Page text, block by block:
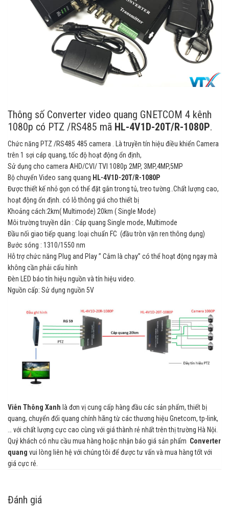
Thông số Converter video quang GNETCOM 4 kênh
1080p có PTZ /RS485 mã HL-4V1D-20T/R-1080P.
Chức năng PTZ /RS485 485 camera . Là truyền tín hiệu điều khiển Camera
trên 1 sợi cáp quang, tốc độ hoạt động ổn định,
Sử dụng cho camera AHD/CVI/ TVI 1080p 2MP, 3MP,4MP,5MP
Bộ chuyển Video sang quang HL-4V1D-20T/R-1080P
Được thiết kế nhỏ gọn có thể đặt gắn trong tủ, treo tường..Chất lượng cao,
hoạt động ổn định. có lỗ thông giá cho thiết bị
Khoảng cách:2km( Multimode) 20km ( Single Mode)
Môi trường truyền dẫn : Cáp quang Single mode, Multimode
Đầu nối giao tiếp quang: loại chuẩn FC (đầu tròn vặn ren thông dụng)
Bước sóng : 1310/1550 nm
Hỗ trợ chức năng Plug and Play ” Cắm là chạy” có thể hoạt động ngay mà
không cần phải cấu hình
Đèn LED báo tín hiệu nguồn và tín hiệu video.
Nguồn cấp: Sử dụng nguồn 5V
Viễn Thông Xanh là đơn vị cung cấp hàng đầu các sản phẩm, thiết bị
quang, chuyển đổi quang chính hãng từ các thương hiệu Gnetcom, tp-link,
… với chất lượng cực cao cùng với giá thành rẻ nhất trên thị trường Hà Nội.
Quý khách có nhu cầu mua hàng hoặc nhận báo giá sản phẩm Converter
quang vui lòng liên hệ với chúng tôi để được tư vấn và mua hàng tốt với
giá cực rẻ.
Đánh giá